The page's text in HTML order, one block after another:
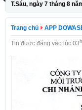
T.Sáu, ngày 7 tháng 8
Trang chủ APP
Tin được đăng vào lúc 03h